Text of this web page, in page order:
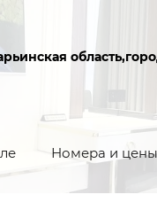
Номера и